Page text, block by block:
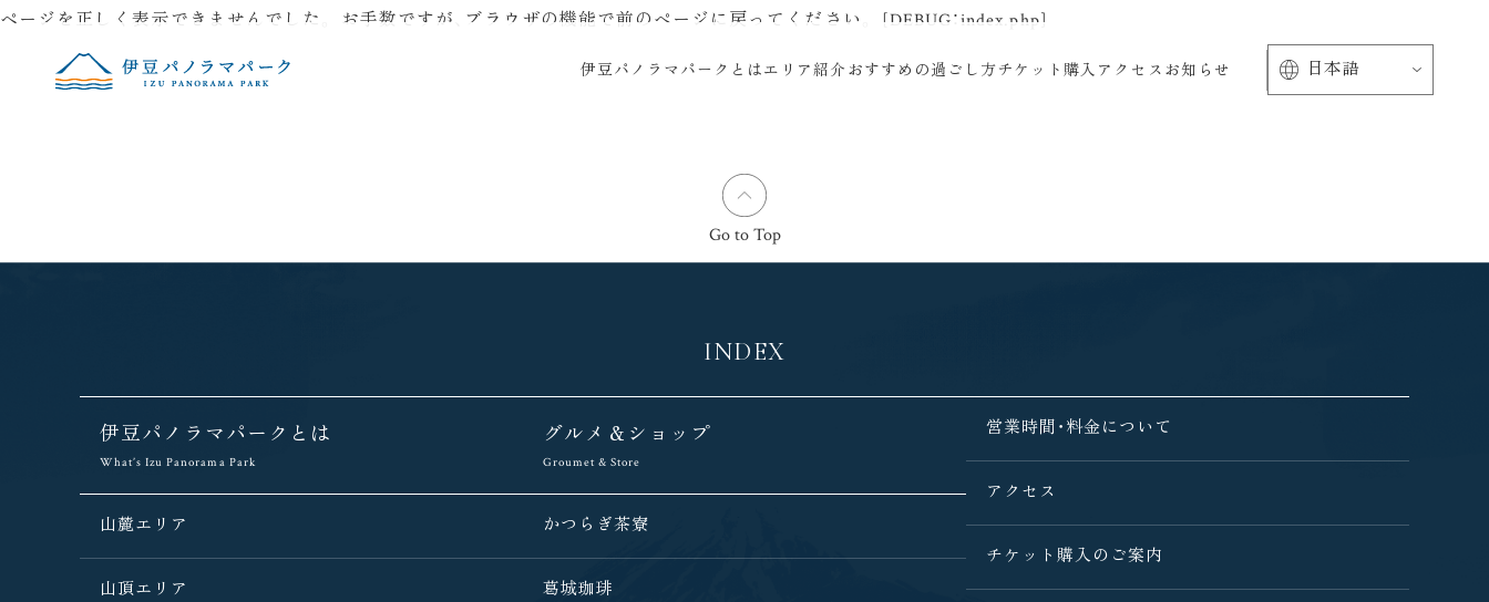
伊豆パノラマパークとはエリア紹介 おすすめの過ごし方チケット購入 アクセス お知らせ
ページを正しく表示できませんでした。 お手数ですが、ブラウザの機能で前のページに戻ってください。 [DEBUG：index.php]
Go to Top
INDEX
伊豆パノラマパークとは
What’s Izu Panorama Park
山麓エリア
山頂エリア
グルメ＆ショップ
Groumet & Store
かつらぎ茶寮
葛城珈琲
営業時間・料金について
アクセス
チケット購入のご案内